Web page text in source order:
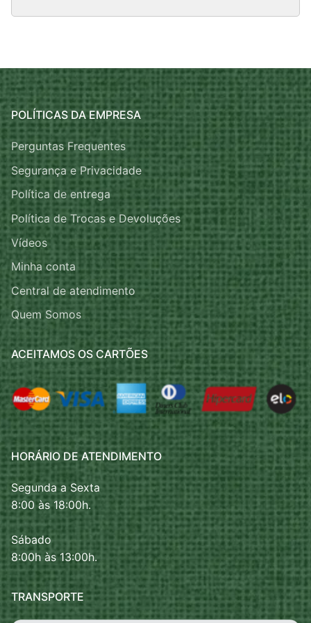
POLÍTICAS DA EMPRESA
Perguntas Frequentes
Segurança e Privacidade
Política de entrega
Política de Trocas e Devoluções
Vídeos
Minha conta
Central de atendimento
Quem Somos
ACEITAMOS OS CARTÕES
HORÁRIO DE ATENDIMENTO
Segunda a Sexta
8:00 às 18:00h.
Sábado
8:00h às 13:00h.
TRANSPORTE